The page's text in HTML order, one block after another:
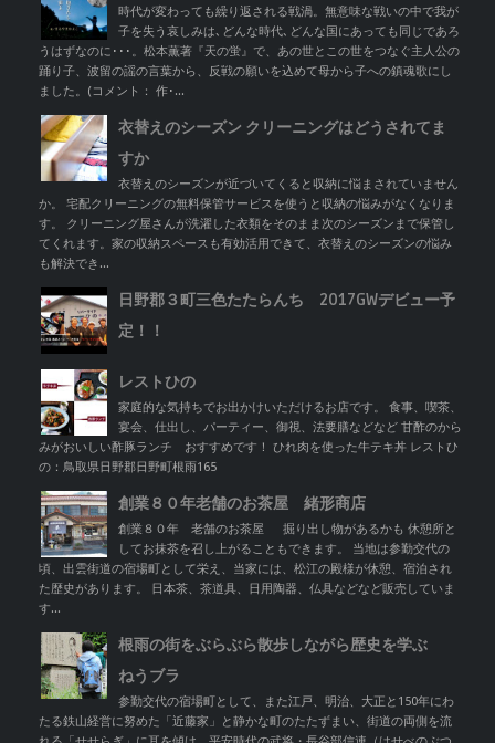
時代が変わっても繰り返される戦渦。無意味な戦いの中で我が
子を失う哀しみは､どんな時代､どんな国にあっても同じであろ
うはずなのに･･･。松本薫著『天の蛍』で、あの世とこの世をつなぐ主人公の
踊り子、波留の謡の言葉から、反戦の願いを込めて母から子への鎮魂歌にし
ました。(コメント： 作･...
衣替えのシーズン クリーニングはどうされてま
すか
衣替えのシーズンが近づいてくると収納に悩まされていません
か。 宅配クリーニングの無料保管サービスを使うと収納の悩みがなくなりま
す。 クリーニング屋さんが洗濯した衣類をそのまま次のシーズンまで保管し
てくれます。家の収納スペースも有効活用できて、衣替えのシーズンの悩み
も解決でき...
日野郡３町三色たたらんち 2017GWデビュー予
定！！
レストひの
家庭的な気持ちでお出かけいただけるお店です。 食事、喫茶、
宴会、仕出し、パーティー、御視、法要膳などなど 甘酢のから
みがおいしい酢豚ランチ おすすめです！ ひれ肉を使った牛テキ丼 レストひ
の：鳥取県日野郡日野町根雨165
創業８０年老舗のお茶屋 緒形商店
創業８０年 老舗のお茶屋 掘り出し物があるかも 休憩所と
してお抹茶を召し上がることもできます。 当地は参勤交代の
頃、出雲街道の宿場町として栄え、当家には、松江の殿様が休憩、宿泊され
た歴史があります。 日本茶、茶道具、日用陶器、仏具などなど販売していま
す...
根雨の街をぶらぶら散歩しながら歴史を学ぶ
ねうブラ
参勤交代の宿場町として、また江戸、明治、大正と150年にわ
たる鉄山経営に努めた「近藤家」と静かな町のたたずまい、街道の両側を流